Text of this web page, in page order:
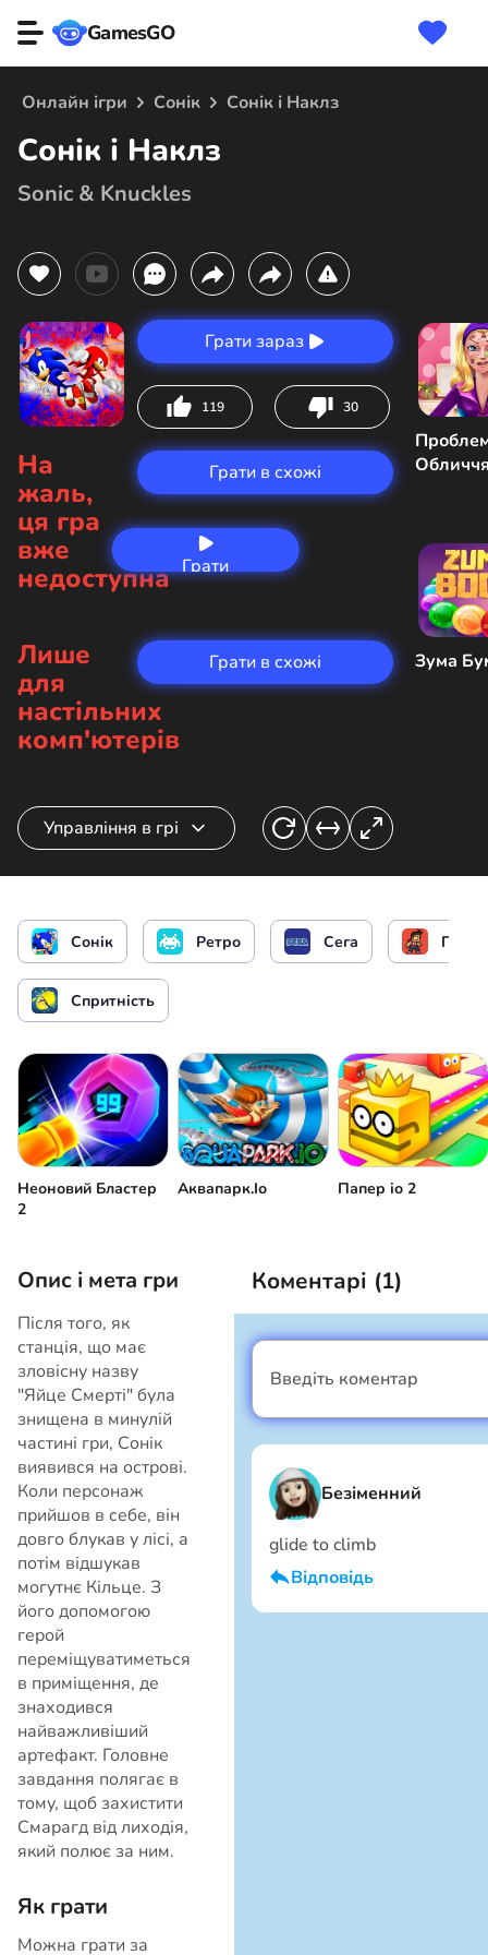
GamesGO
Онлайн ігри Сонік Сонік і Наклз
Сонік і Наклз
Sonic & Knuckles
Грати
Грати зараз
119 30
На
жаль,
ця гра
вже
недоступна
Грати в схожі
Лише
для
настільних
комп'ютерів
Грати в схожі Зума
Управління в грі
Управління Соніком
Стрибок чи
Сонік Ретро Сега
Спритність
Неоновий Бластер
2
Аквапарк.Іо Папер іо 2
Опис і мета гри
Після того, як
станція, що має
зловісну назву
"Яйце Смерті" була
знищена в минулій
частині гри, Сонік
виявився на острові.
Коли персонаж
прийшов в себе, він
довго блукав у лісі, а
потім відшукав
могутнє Кільце. З
його допомогою
герой
переміщуватиметься
в приміщення, де
знаходився
найважливіший
артефакт. Головне
завдання полягає в
тому, щоб захистити
Смарагд від лиходія,
який полює за ним.
Як грати
Можна грати за
Коментарі (1)
Безіменний
glide to climb
Відповідь
Я хлопець
Введіть коментар
Я хлопець